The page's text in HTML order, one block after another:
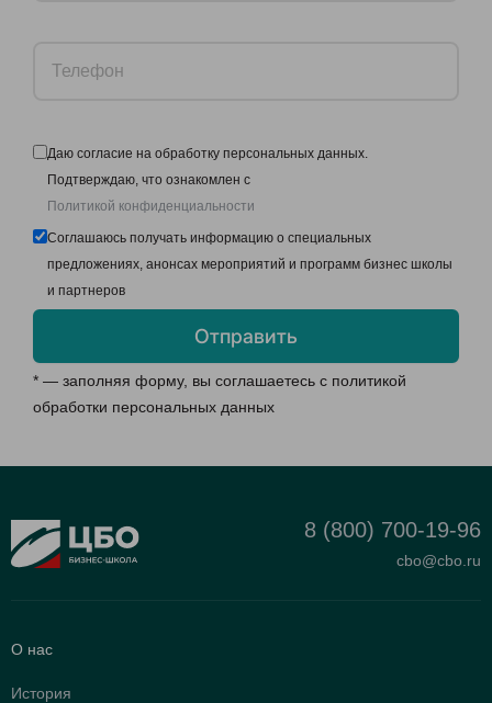
Даю согласие на обработку персональных данных.
Подтверждаю, что ознакомлен с
Политикой конфиденциальности
Соглашаюсь получать информацию о специальных
предложениях, анонсах мероприятий и программ бизнес школы
и партнеров
Отправить
* — заполняя форму, вы соглашаетесь с политикой
обработки персональных данных
8 (800) 700-19-96
cbo@cbo.ru
О нас
История